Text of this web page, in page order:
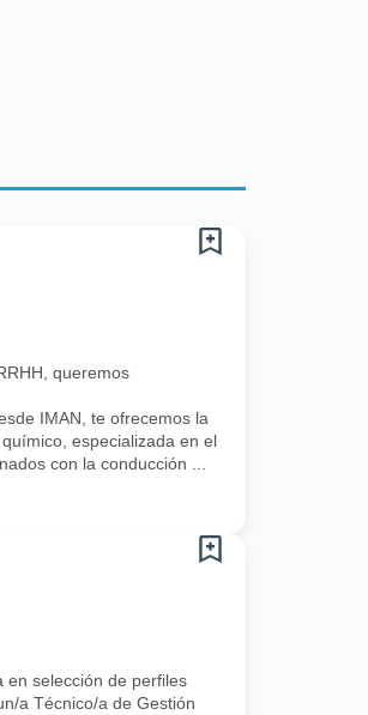
queremos
IMAN, te ofrecemos la
especializada en el
con la conducción ...
en selección de perfiles
a Técnico/a de Gestión